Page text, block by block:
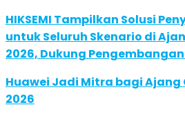
HIKSEMI Tampilkan Solusi
untuk Seluruh Skenario di
2026, Dukung
Huawei Jadi Mitra bagi Ajang
2026